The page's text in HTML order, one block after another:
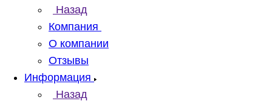
Назад
Компания
О компании
Отзывы
Информация
Назад